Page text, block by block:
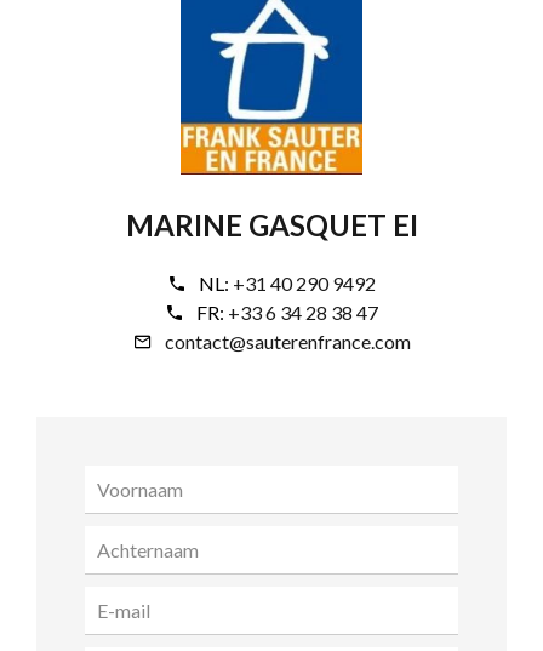
MARINE GASQUET EI
NL: +31 40 290 9492
FR: +33 6 34 28 38 47
contact@sauterenfrance.com